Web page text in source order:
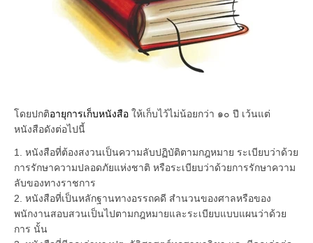
โดยปกติอายุการเก็บหนังสือ ให้เก็บไว้ไม่น้อยกว่า ๑๐ ปี เว้นแต่
หนังสือดังต่อไปนี้
1. หนังสือที่ต้องสงวนเป็นความลับปฏิบัติตามกฎหมาย ระเบียบว่าด้วย
การรักษาความปลอดภัยแห่งชาติ หรือระเบียบว่าด้วยการรักษาความ
ลับของทางราชการ
2. หนังสือที่เป็นหลักฐานทางอรรถคดี สำนวนของศาลหรือของ
พนักงานสอบสวนเป็นไปตามกฎหมายและระเบียบแบบแผนว่าด้วย
การ นั้น